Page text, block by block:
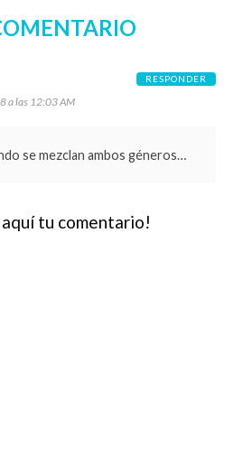
a las 12:03 AM
se mezclan ambos géneros…
RESPONDER
tu comentario!